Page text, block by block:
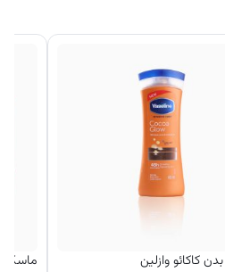
کاکائو وازلین ماسک